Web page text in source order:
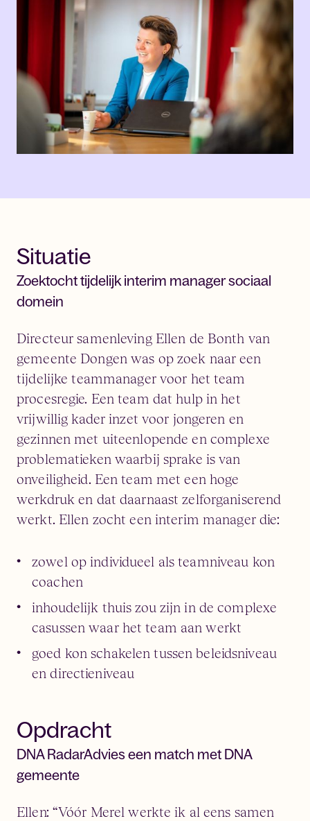
Situatie
Zoektocht tijdelijk interim manager sociaal
domein
Directeur samenleving Ellen de Bonth van
gemeente Dongen was op zoek naar een
tijdelijke teammanager voor het team
procesregie. Een team dat hulp in het
vrijwillig kader inzet voor jongeren en
gezinnen met uiteenlopende en complexe
problematieken waarbij sprake is van
onveiligheid. Een team met een hoge
werkdruk en dat daarnaast zelforganiserend
werkt. Ellen zocht een interim manager die:
zowel op individueel als teamniveau kon
coachen
inhoudelijk thuis zou zijn in de complexe
casussen waar het team aan werkt
goed kon schakelen tussen beleidsniveau
en directieniveau
Opdracht
DNA RadarAdvies een match met DNA
gemeente
Ellen: “Vóór Merel werkte ik al eens samen